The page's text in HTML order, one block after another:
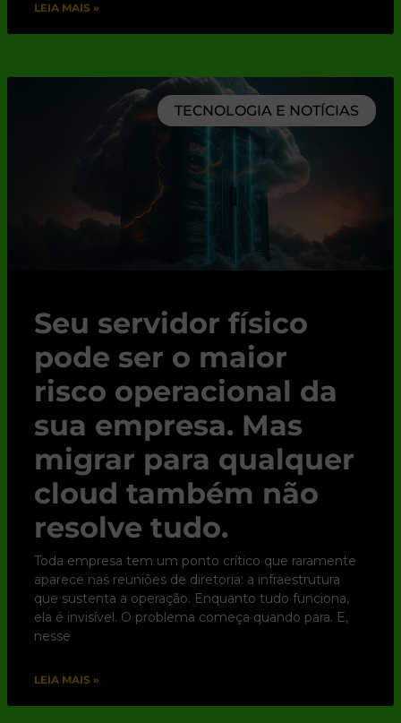
LEIA MAIS »
TECNOLOGIA E NOTÍCIAS
Seu servidor físico
pode ser o maior
risco operacional da
sua empresa. Mas
migrar para qualquer
cloud também não
resolve tudo.
Toda empresa tem um ponto crítico que raramente
aparece nas reuniões de diretoria: a infraestrutura
que sustenta a operação. Enquanto tudo funciona,
ela é invisível. O problema começa quando para. E,
nesse
LEIA MAIS »